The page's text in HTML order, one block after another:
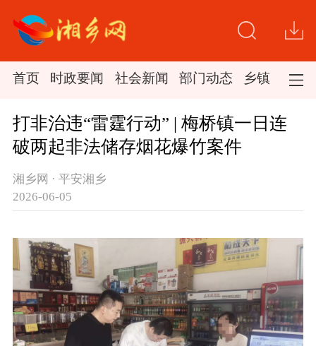
首页 时政要闻 社会新闻 部门动态 乡镇新闻
打非治违“雷霆行动” | 梅桥镇一日连
破两起非法储存烟花爆竹案件
湘乡网 · 平安湘乡
2026-06-05